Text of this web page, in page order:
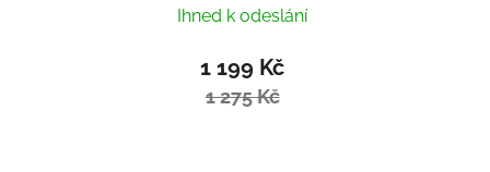
Ihned k odeslání
1 199 Kč
1 275 Kč